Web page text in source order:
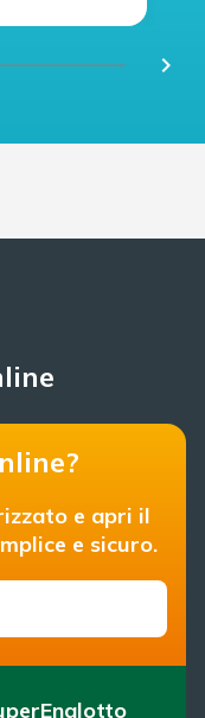
navigate_next
e apri il
e sicuro.